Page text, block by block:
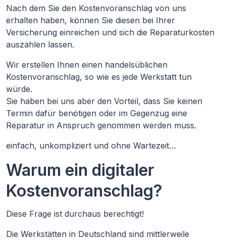
Nach dem Sie den Kostenvoranschlag von uns
erhalten haben, können Sie diesen bei Ihrer
Versicherung einreichen und sich die Reparaturkosten
auszahlen lassen.
Wir erstellen Ihnen einen handelsüblichen
Kostenvoranschlag, so wie es jede Werkstatt tun
würde.
Sie haben bei uns aber den Vorteil, dass Sie keinen
Termin dafür benötigen oder im Gegenzug eine
Reparatur in Anspruch genommen werden muss.
einfach, unkompliziert und ohne Wartezeit…
Warum ein digitaler
Kostenvoranschlag?
Diese Frage ist durchaus berechtigt!
Die Werkstätten in Deutschland sind mittlerweile